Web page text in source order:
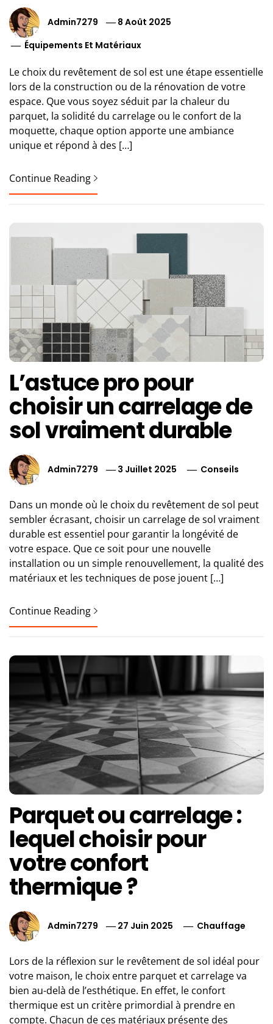
Admin7279
8 Août 2025
Équipements Et Matériaux
Le choix du revêtement de sol est une étape essentielle
lors de la construction ou de la rénovation de votre
espace. Que vous soyez séduit par la chaleur du
parquet, la solidité du carrelage ou le confort de la
moquette, chaque option apporte une ambiance
unique et répond à des […]
Continue Reading
L’astuce pro pour
choisir un carrelage de
sol vraiment durable
Admin7279 3 Juillet 2025 Conseils
Dans un monde où le choix du revêtement de sol peut
sembler écrasant, choisir un carrelage de sol vraiment
durable est essentiel pour garantir la longévité de
votre espace. Que ce soit pour une nouvelle
installation ou un simple renouvellement, la qualité des
matériaux et les techniques de pose jouent […]
Continue Reading
Parquet ou carrelage :
lequel choisir pour
votre confort
thermique ?
Admin7279 27 Juin 2025 Chauffage
Lors de la réflexion sur le revêtement de sol idéal pour
votre maison, le choix entre parquet et carrelage va
bien au-delà de l’esthétique. En effet, le confort
thermique est un critère primordial à prendre en
compte. Chacun de ces matériaux présente des